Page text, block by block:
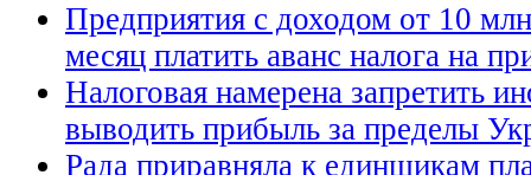
Предприятия с доходом от 10
месяц платить аванс налога на
Налоговая намерена запретить
выводить прибыль за пределы
Рада приравняла к единщикам